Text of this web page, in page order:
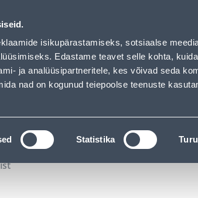
isikupärastamiseks, sotsiaalse
Edastame teavet selle kohta,
ja analüüsipartneritele, kes võivad seda
nad on kogunud teiepoolse teenuste
Statistika
Teenused Karjäärileht
OTSI
KATALOOGID TÖÖRIISTALAENUTUS